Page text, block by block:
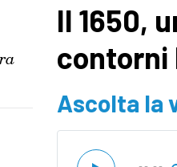
Il 1650,
contorni
Ascolta la